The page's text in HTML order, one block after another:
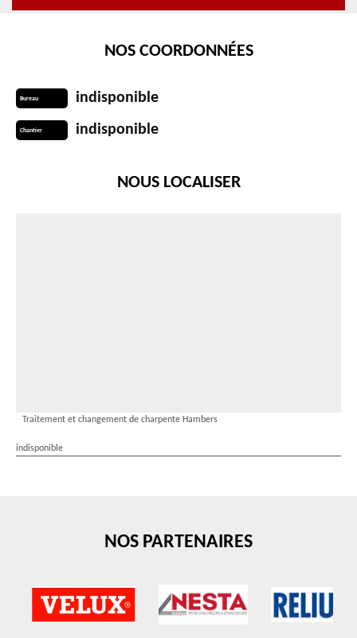
NOS COORDONNÉES
Bureau indisponible
Chantier indisponible
NOUS LOCALISER
Traitement et changement de charpente Hambers
indisponible
NOS PARTENAIRES